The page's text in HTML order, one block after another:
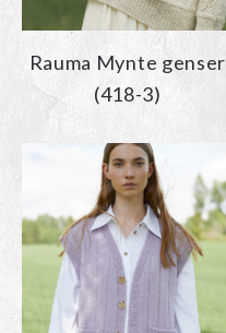
Rauma Mynte genser
(418-3)